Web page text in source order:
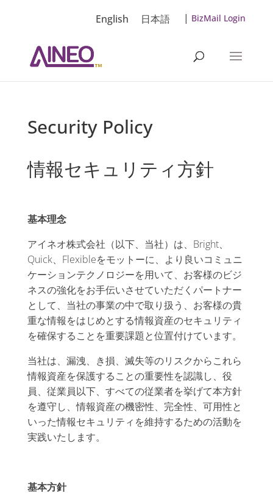
English 日本語 | BizMail Login
Security Policy
情報セキュリティ方針
基本理念
アイネオ株式会社（以下、当社）は、Bright、
Quick、Flexibleをモットーに、より良いコミュニ
ケーションテクノロジーを用いて、お客様のビジ
ネスの強化をお手伝いさせていただくパートナー
として、当社の事業の中で取り扱う、お客様の貴
重な情報をはじめとする情報資産のセキュリティ
を確保することを重要課題と位置付けています。
当社は、漏洩、き損、滅失等のリスクからこれら
情報資産を保護することの重要性を認識し、役
員、従業員以下、すべての従業者を挙げて本方針
を遵守し、情報資産の機密性、完全性、可用性と
いった情報セキュリティを維持するための活動を
実践いたします。
基本方針